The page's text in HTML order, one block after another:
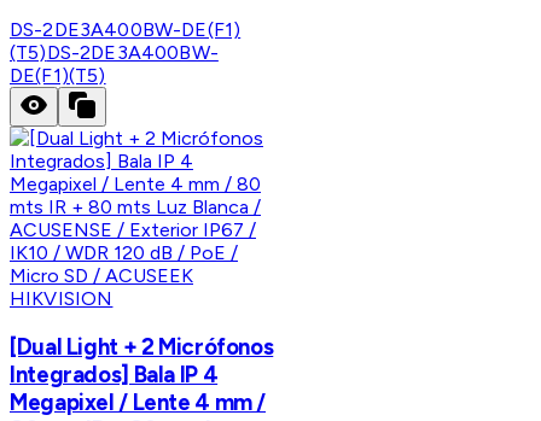
DS-2DE3A400BW-DE(F1)
(T5)DS-2DE3A400BW-
DE(F1)(T5)
HIKVISION
[Dual Light + 2 Micrófonos
Integrados] Bala IP 4
Megapixel / Lente 4 mm /